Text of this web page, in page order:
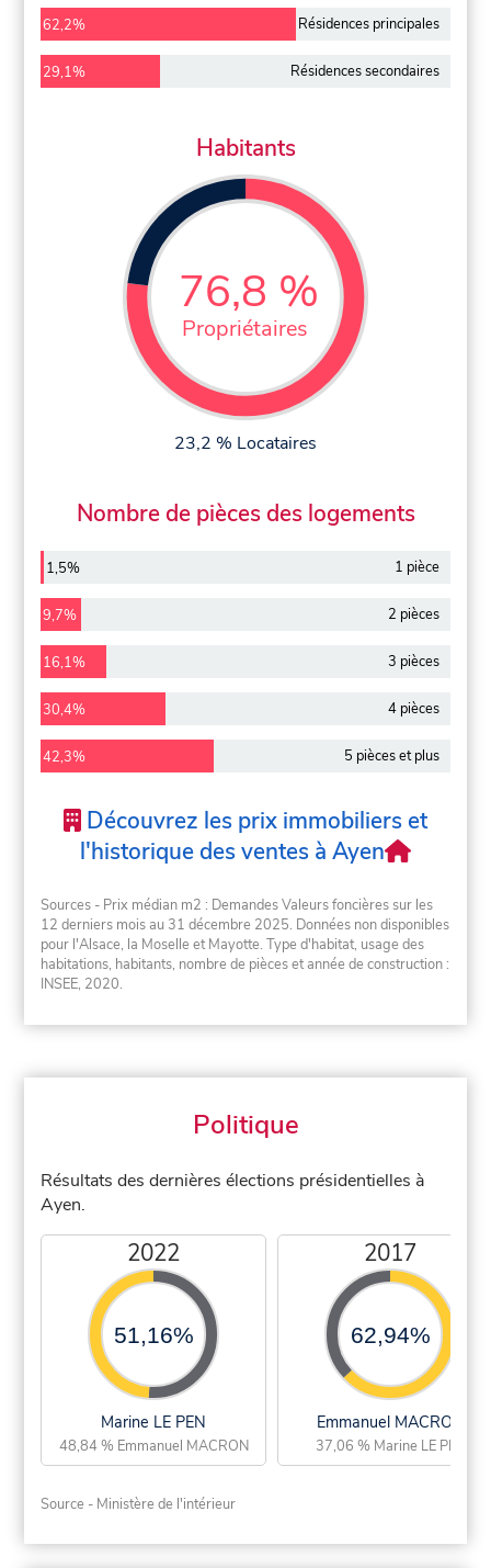
62,2% Résidences principales
29,1% Résidences secondaires
Habitants
76,8 %
Propriétaires
23,2 % Locataires
Nombre de pièces des logements
1,5% 1 pièce
9,7% 2 pièces
16,1% 3 pièces
30,4% 4 pièces
42,3% 5 pièces et plus
Découvrez les prix immobiliers et
l'historique des ventes à Ayen
Sources - Prix médian m2 : Demandes Valeurs foncières sur les
12 derniers mois au 31 décembre 2025. Données non disponibles
pour l'Alsace, la Moselle et Mayotte. Type d'habitat, usage des
habitations, habitants, nombre de pièces et année de construction :
INSEE, 2020.
Politique
Résultats des dernières élections présidentielles à
Ayen.
2022
51,16%
Marine LE PEN
48,84 % Emmanuel MACRON
2017
62,94%
Emmanuel MACRON
37,06 % Marine LE PEN
Source - Ministère de l'intérieur